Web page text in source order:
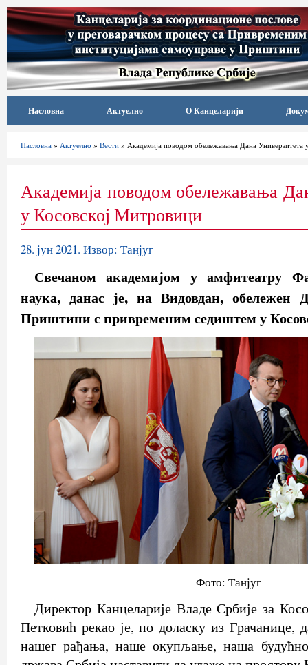
Насловна Актуелно О Канцеларији
Насловна » Актуелно » Вести » Академија поводом обележавања Дана Универзитета
Академија поводом обележавања
у Косовској Митровици
28. јун 2021. Извор: Танјуг
Свечаном академијом у амфитеатру
наука, данас је, на Видовдан, обележен
Приштини с привременим седиштем у
Фото: Танјуг
Директор Канцеларије Владе Србије за
Петковић рекао је, по доласку из Грачанице,
нашег рађања, наше окупљање, наша